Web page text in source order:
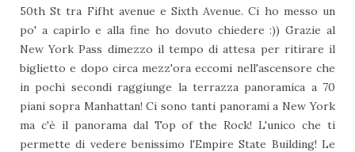
50th St tra Fifht avenue e Sixth Avenue. Ci ho messo un
po' a capirlo e alla fine ho dovuto chiedere :)) Grazie al
New York Pass dimezzo il tempo di attesa per ritirare il
biglietto e dopo circa mezz'ora eccomi nell'ascensore che
in pochi secondi raggiunge la terrazza panoramica a 70
piani sopra Manhattan! Ci sono tanti panorami a New York
ma c'è il panorama dal Top of the Rock! L'unico che ti
permette di vedere benissimo l'Empire State Building! Le